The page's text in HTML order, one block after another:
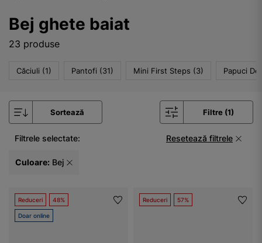
Bej ghete baiat
23 produse
Căciuli (1) Pantofi (31) Mini First Steps (3) Papuci
Sortează Filtre (1)
Filtrele selectate: Resetează filtrele
Culoare: Bej
Reduceri 48%
Doar online
Reduceri 57%